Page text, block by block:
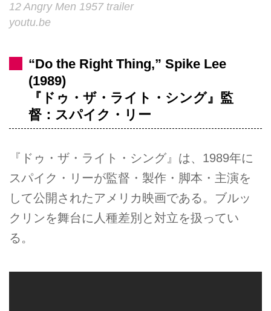
12 Angry Men 1957 trailer
youtu.be
“Do the Right Thing,” Spike Lee
(1989)
『ドゥ・ザ・ライト・シング』監
督：スパイク・リー
『ドゥ・ザ・ライト・シング』は、1989年に
スパイク・リーが監督・製作・脚本・主演を
して公開されたアメリカ映画である。ブルッ
クリンを舞台に人種差別と対立を扱ってい
る。